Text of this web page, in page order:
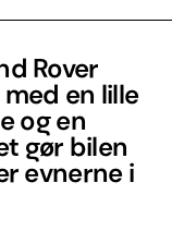
Rover
en lille
og en
gør bilen
evnerne i